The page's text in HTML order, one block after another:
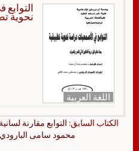
اللغة العربية
نحوية
الكتاب السابق: التوابع مقارنة لسانية
محمود سامى البارودي